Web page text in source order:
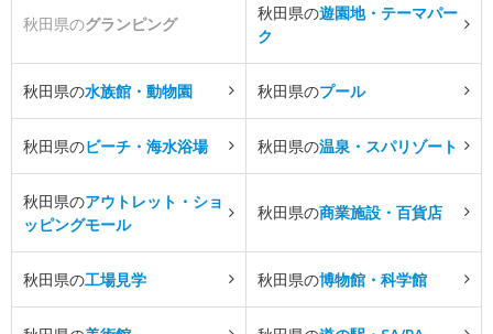
秋田県のグランピング
秋田県の遊園地・テーマパー
ク
秋田県の水族館・動物園 秋田県のプール
秋田県のビーチ・海水浴場 秋田県の温泉・スパリゾート
秋田県のアウトレット・ショ
ッピングモール
秋田県の商業施設・百貨店
秋田県の工場見学 秋田県の博物館・科学館